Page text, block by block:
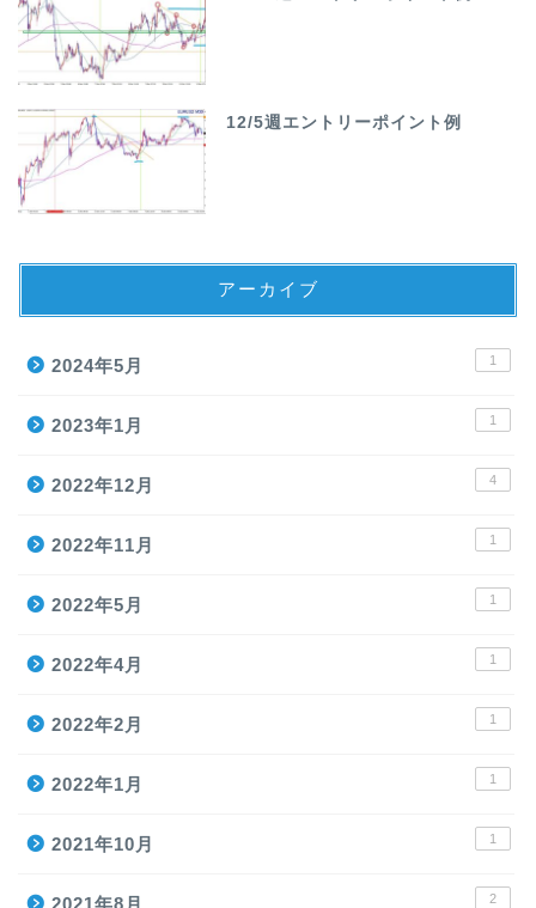
12/5週エントリーポイント例
アーカイブ
2024年5月 1
2023年1月 1
2022年12月 4
2022年11月 1
2022年5月 1
2022年4月 1
2022年2月 1
2022年1月 1
2021年10月 1
2